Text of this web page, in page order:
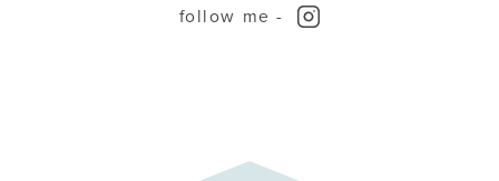
follow me -